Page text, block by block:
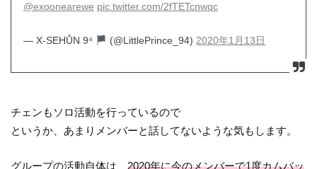
@exoonearewe pic.twitter.com/2fTETcnwqc
— X-SEHŮN 9⁴ (@LittlePrince_94) 2020年1月13日
チェンもソロ活動を行っているので
というか、あまりメンバーと話してないような気もします。
グループの活動自体は、2020年に今のメンバーで1度カムバッ